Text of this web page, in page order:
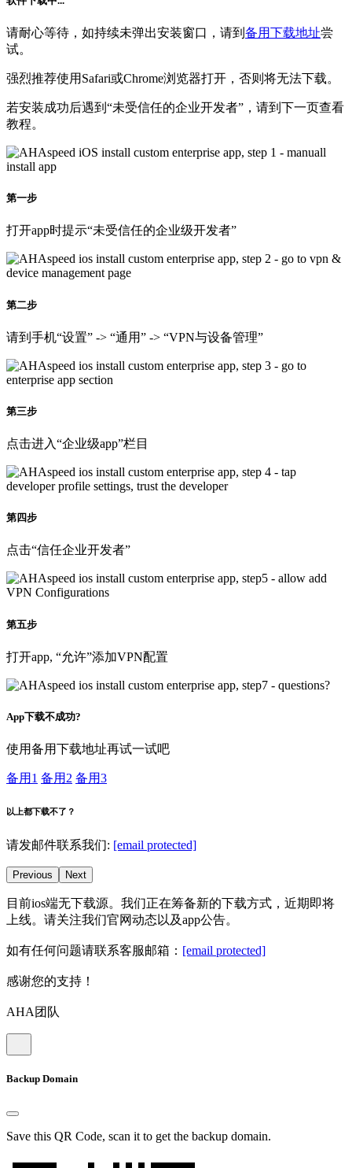
请耐心等待，如持续未弹出安装窗口，请到 备用下载地址 尝
试。
强烈推荐使用Safari或Chrome浏览器打开，否则将无法下载。
若安装成功后遇到“未受信任的企业开发者”，请到下一页查看
教程。
第一步
打开app时提示“未受信任的企业级开发者”
第二步
请到手机“设置” -> “通用” -> “VPN与设备管理”
第三步
点击进入“企业级app”栏目
第四步
点击“信任企业开发者”
第五步
打开app, “允许”添加VPN配置
App下载不成功?
使用备用下载地址再试一试吧
备用1 备用2 备用3
请发邮件联系我们: [email protected]
Previous Next
目前ios端无下载源。我们正在筹备新的下载方式，近期即将
上线。请关注我们官网动态以及app公告。
如有任何问题请联系客服邮箱： [email protected]
感谢您的支持！
AHA团队
Save this QR Code, scan it to get the backup domain.